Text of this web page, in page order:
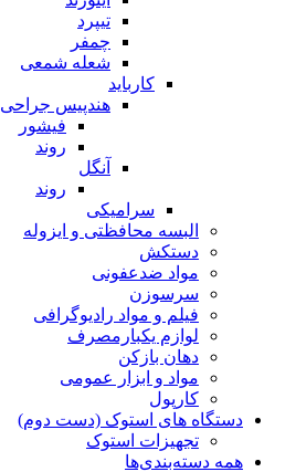
تیپرد
چمفر
شعله شمعی
کارباید
هندپیس جراحی
فیشور
روند
آنگل
روند
سرامیکی
البسه محافظتی و ایزوله
دستکش
مواد ضدعفونی
سرسوزن
فیلم و مواد رادیوگرافی
لوازم یکبارمصرف
دهان بازکن
مواد و ابزار عمومی
کارپول
دستگاه های استوک (دست دوم)
تجهیزات استوک
همه دسته‌بندی‌ها